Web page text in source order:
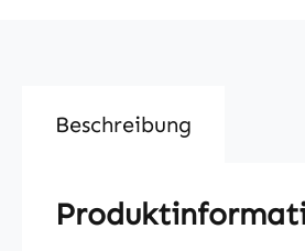
Beschreibung